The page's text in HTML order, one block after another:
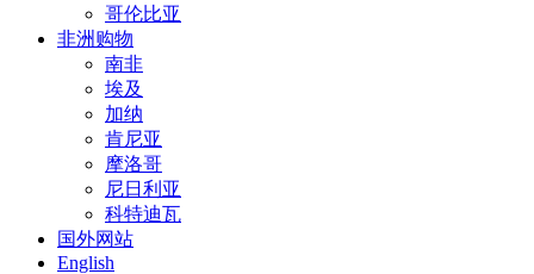
哥伦比亚
非洲购物
南非
埃及
加纳
肯尼亚
摩洛哥
尼日利亚
科特迪瓦
国外网站
English